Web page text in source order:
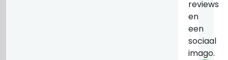
reviews
en
een
sociaal
imago.